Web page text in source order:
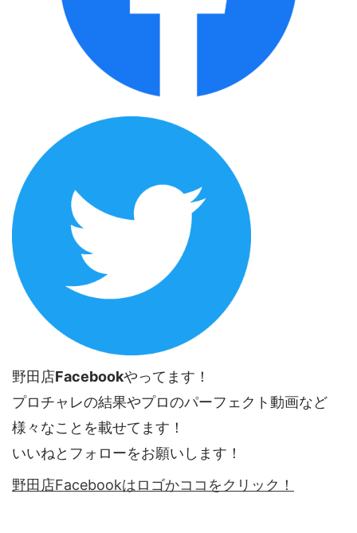
野田店Facebookやってます！
プロチャレの結果やプロのパーフェクト動画など
様々なことを載せてます！
いいねとフォローをお願いします！
野田店Facebookはロゴかココをクリック！